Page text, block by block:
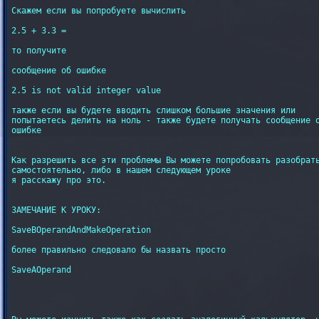
Скажем если вы попробуете вычислить
2.5 + 3.3 =
то получите
сообщение об ошибке
2.5 is not valid integer value
также если вы будете вводить слишком большие значения или
попытаетесь делить на ноль - также будете получать сообщение
ошибке
Как разрешить все эти проблемы Вы можете попробовать
самостоятельно, либо в нашем следующем уроке
я расскажу про это.
ЗАМЕЧАНИЕ К УРОКУ:
SaveBOperandAndMakeOperation
более правильно следовало бы назвать просто
SaveAOperand